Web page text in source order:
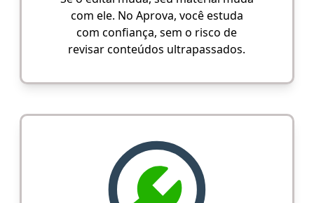
com ele. No Aprova, você estuda
com confiança, sem o risco de
revisar conteúdos ultrapassados.